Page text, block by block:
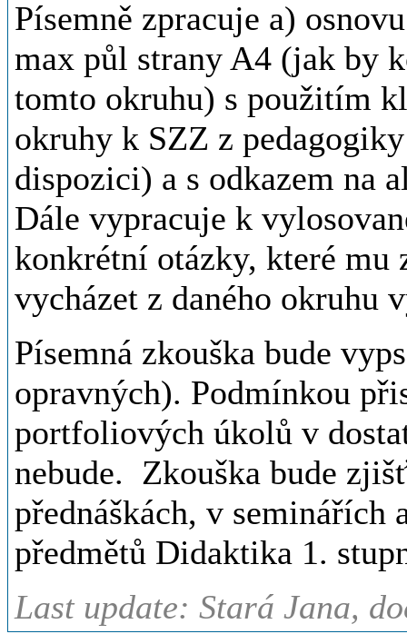
Písemně zpracuje a)
max půl strany A4 (jak by
tomto okruhu) s použitím
okruhy k SZZ z
dispozici) a s odkazem na
Dále vypracuje k
konkrétní otázky, které mu
vycházet z daného okruhu
Písemná zkouška bude
opravných). Podmínkou
portfoliových úkolů v
nebude. Zkouška bude
přednáškách, v
předmětů Didaktika 1.
Last update: Stará Jana,